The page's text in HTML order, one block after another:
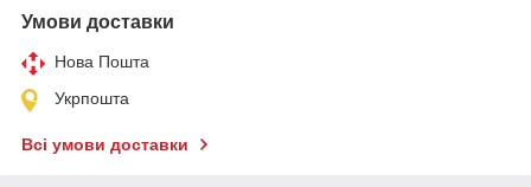
Умови доставки
Нова Пошта
Укрпошта
Всі умови доставки